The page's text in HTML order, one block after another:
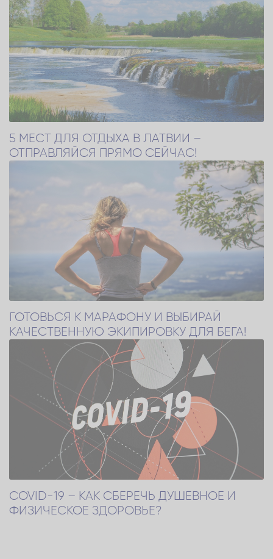
5 МЕСТ ДЛЯ ОТДЫХА В ЛАТВИИ –
ОТПРАВЛЯЙСЯ ПРЯМО СЕЙЧАС!
ГОТОВЬСЯ К МАРАФОНУ И ВЫБИРАЙ
КАЧЕСТВЕННУЮ ЭКИПИРОВКУ ДЛЯ БЕГА!
COVID-19 – КАК СБЕРЕЧЬ ДУШЕВНОЕ И
ФИЗИЧЕСКОЕ ЗДОРОВЬЕ?